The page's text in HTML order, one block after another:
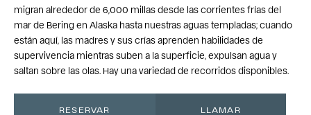
migran alrededor de 6,000 millas desde las corrientes frías del
mar de Bering en Alaska hasta nuestras aguas templadas; cuando
están aquí, las madres y sus crías aprenden habilidades de
supervivencia mientras suben a la superficie, expulsan agua y
saltan sobre las olas. Hay una variedad de recorridos disponibles.
RESERVAR LLAMAR